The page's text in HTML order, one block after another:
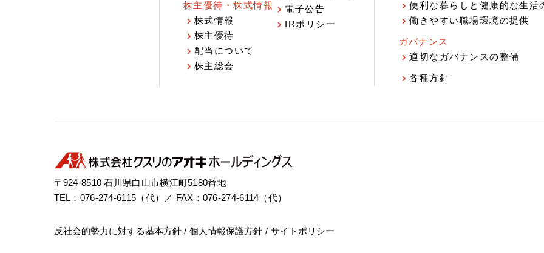
株主優待・株式情報
株式情報
株主優待
配当について
株主総会
電子公告
IRポリシー
便利な暮らしと健康的な生活
働きやすい職場環境の提供
ガバナンス
適切なガバナンスの整備
各種方針
〒924-8510 石川県白山市横江町5180番地
TEL：076-274-6115（代）／ FAX：076-274-6114（代）
反社会的勢力に対する基本方針 個人情報保護方針 サイトポリシー